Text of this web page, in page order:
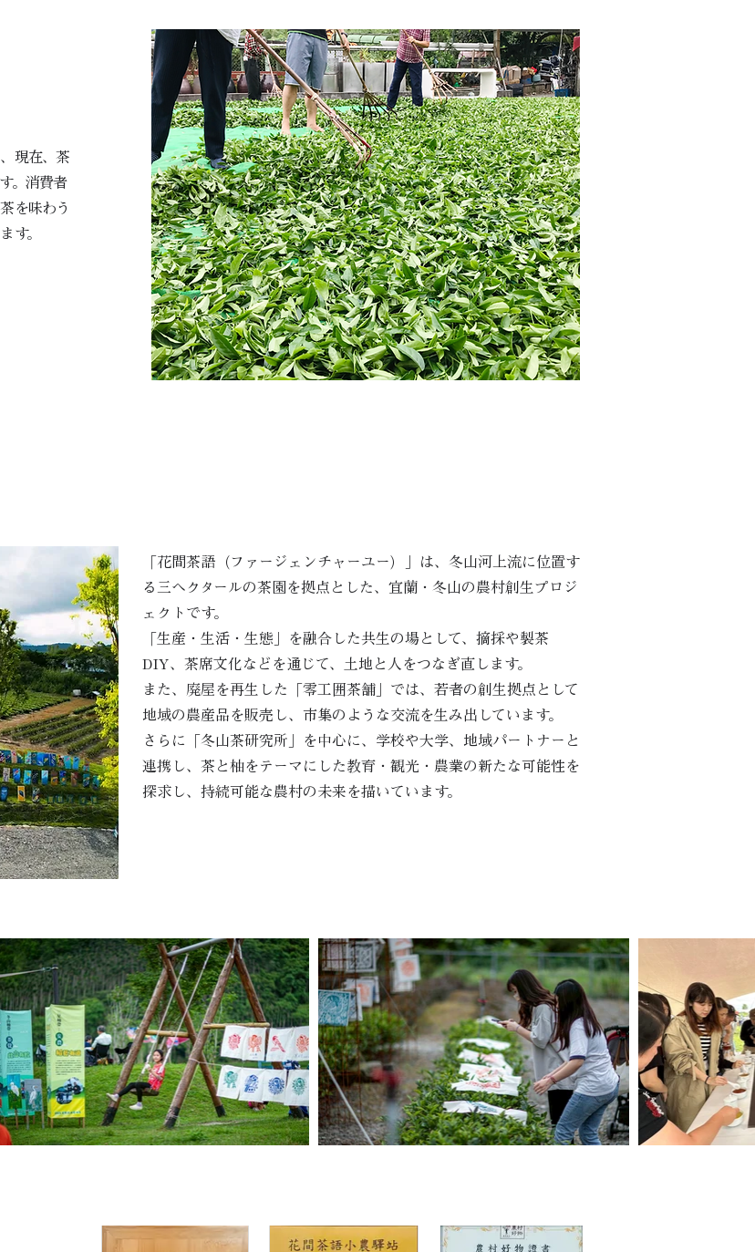
現在、茶
。消費者
を味わう
す。
「花間茶語（ファージェンチャーユー）」は、冬山河上流に位置す
る三ヘクタールの茶園を拠点とした、宜蘭・冬山の農村創生プロジ
ェクトです。
「生産・生活・生態」を融合した共生の場として、摘採や製茶
DIY、茶席文化などを通じて、土地と人をつなぎ直します。
また、廃屋を再生した「零工囲茶舗」では、若者の創生拠点として
地域の農産品を販売し、市集のような交流を生み出しています。
さらに「冬山茶研究所」を中心に、学校や大学、地域パートナーと
連携し、茶と柚をテーマにした教育・観光・農業の新たな可能性を
探求し、持続可能な農村の未来を描いています。